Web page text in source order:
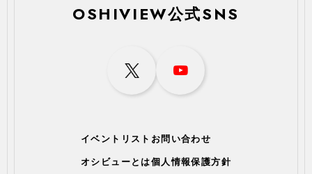
OSHIVIEW公式SNS
イベントリスト
オシビューとは
お問い合わせ
個人情報保護方針